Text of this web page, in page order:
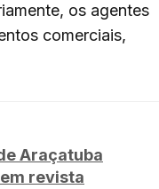
os agentes
comerciais,
Araçatuba
revista